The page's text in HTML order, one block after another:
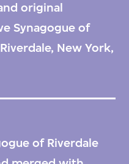
original
Synagogue of
New York,
of Riverdale